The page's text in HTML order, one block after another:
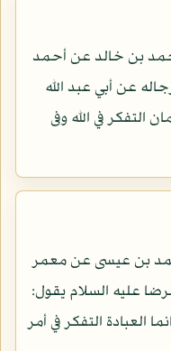
بن خالد عن أحمد
عن أبي عبد الله
التفكر في الله وفى
بن عيسى عن معمر
عليه السلام يقول:
العبادة التفكر في أمر